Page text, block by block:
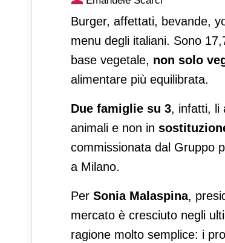
Burger, affettati, bevande,
menu degli italiani. Sono
base vegetale, non solo
alimentare più equilibrata.
Due famiglie su 3, infatti, li
animali e non in
commissionata dal Gruppo
a Milano.
Per Sonia Malaspina,
mercato è cresciuto negli
ragione molto semplice: i